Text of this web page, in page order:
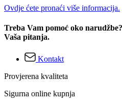
Ovdje ćete pronaći više informacija.
Treba Vam pomoć oko
Vaša pitanja.
Kontakt
Provjerena kvaliteta
Sigurna online kupnja